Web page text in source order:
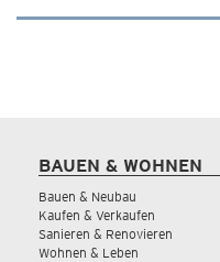
BAUEN & WOHNEN
Bauen & Neubau
Kaufen & Verkaufen
Sanieren & Renovieren
Wohnen & Leben